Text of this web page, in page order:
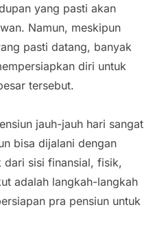
yang pasti akan
Namun, meskipun
pasti datang, banyak
diri untuk
tersebut.
jauh-jauh hari sangat
bisa dijalani dengan
dari sisi finansial, fisik,
adalah langkah-langkah
pra pensiun untuk